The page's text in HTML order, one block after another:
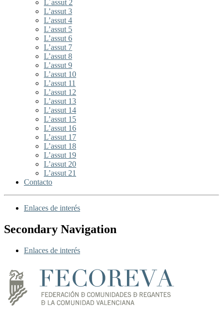
L´assut 2
L’assut 3
L’assut 4
L’assut 5
L’assut 6
L’assut 7
L’assut 8
L’assut 9
L’assut 10
L’assut 11
L’assut 12
L’assut 13
L’assut 14
L’assut 15
L’assut 16
L’assut 17
L’assut 18
L’assut 19
L’assut 20
L’assut 21
Contacto
Enlaces de interés
Secondary Navigation
Enlaces de interés